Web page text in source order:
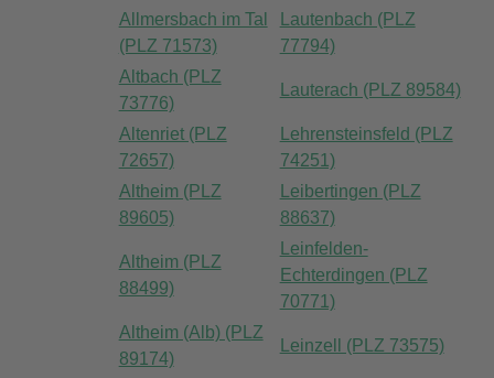
Allmersbach im Tal
(PLZ 71573)
Lautenbach (PLZ
77794)
Altbach (PLZ
73776)
Lauterach (PLZ 89584)
Altenriet (PLZ
72657)
Lehrensteinsfeld (PLZ
74251)
Altheim (PLZ
89605)
Leibertingen (PLZ
88637)
Altheim (PLZ
88499)
Leinfelden-
Echterdingen (PLZ
70771)
Altheim (Alb) (PLZ
89174)
Leinzell (PLZ 73575)